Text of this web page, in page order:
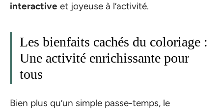
interactive et joyeuse à l’activité.
Les bienfaits cachés du coloriage :
Une activité enrichissante pour
tous
Bien plus qu’un simple passe-temps, le